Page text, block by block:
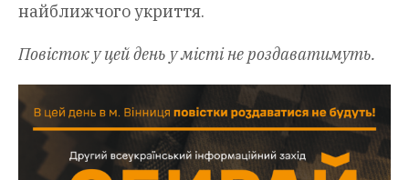
найближчого укриття.
Повісток у цей день у місті не роздаватимуть.